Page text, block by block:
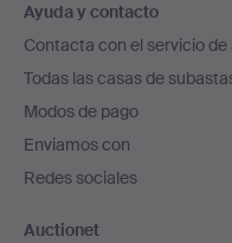
en
el
pie
de
página
Ayuda y contacto
Contacta con el servicio
Todas las casas de
Modos de pago
Enviamos con
Redes sociales
Auctionet